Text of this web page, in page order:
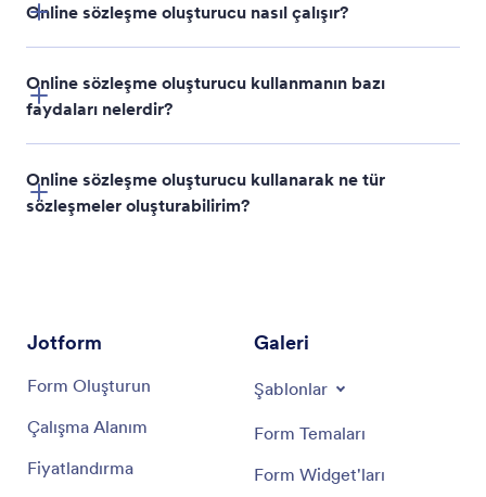
Online sözleşme oluşturucu nasıl çalışır?
Online sözleşme oluşturucu kullanmanın bazı
faydaları nelerdir?
Online sözleşme oluşturucu kullanarak ne tür
sözleşmeler oluşturabilirim?
Jotform
Form Oluşturun
Çalışma Alanım
Fiyatlandırma
Galeri
Şablonlar
Form Temaları
Form Widget'ları